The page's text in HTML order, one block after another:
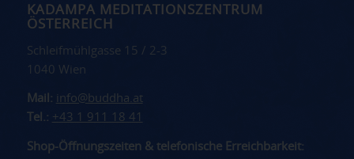
KADAMPA MEDITATIONSZENTRUM
ÖSTERREICH
Schleifmühlgasse 15 / 2-3
1040 Wien
Mail: info@buddha.at
Tel.: +43 1 911 18 41
Shop-Öffnungszeiten & telefonische Erreichbarkeit: